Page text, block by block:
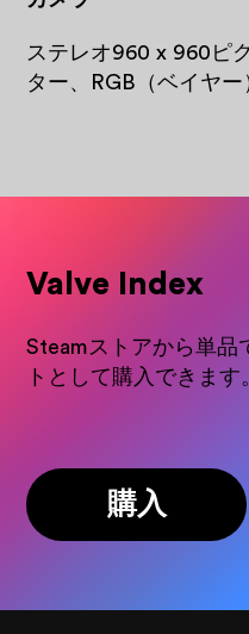
ステレオ960 x 960ピ
ター、RGB（ベイヤー
Valve Index
Steamストアから単品
トとして購入できます
購入